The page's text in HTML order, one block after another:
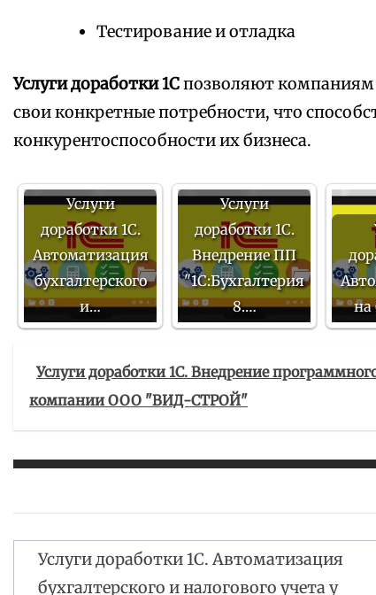
Тестирование и отладка
Услуги доработки 1Спозволяют компаниям
свои конкретные потребности, что
конкурентоспособности их бизнеса.
Услуги
доработки 1С.
Автоматизация
бухгалтерского
и…
Услуги
доработки 1С.
Внедрение ПП
"1С:Бухгалтерия
8.…
на
Услуги доработки 1С. Внедрение
компании ООО "ВИД-СТРОЙ"
Навигация
Услуги доработки 1С. Автоматизация
бухгалтерского и налогового учета у